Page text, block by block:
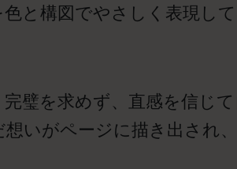
と構図でやさしく表現し
璧を求めず、直感を信じ
いがページに描き出され